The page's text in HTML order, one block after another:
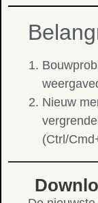
Nieuw
(Ctrl/